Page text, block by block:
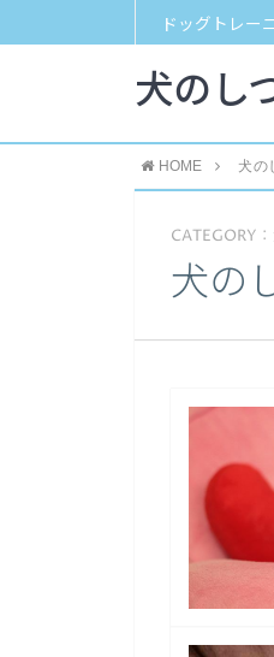
ドッグトレー
犬のし
HOME 犬の
CATEGORY
犬の